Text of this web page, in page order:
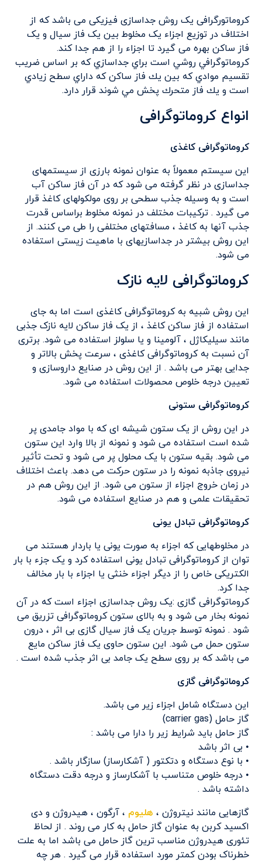
کروماتورگرافی یک روش جداسازی فیزیکی می باشد که از
اختلاف در توزیع اجزاء یک مخلوط بین یک فاز سیال و یک
فاز ساکن بهره می گیرد تا اجزاء را از هم جدا کند.
كروماتوگرافي روشي است براي جداسازي كه بر اساس ضريب
تقسيم موادي كه بين يك فاز ساكن كه داراي سطح زيادي
است و يك فاز متحرك پخش مي شوند قرار دارد.
انواع کروماتوگرافی
کروماتوگرافی کاغذی
این سیستم معمولاً به عنوان نمونه بارزی از سیستمهای
جداسازی در نظر گرفته می شود که در آن فاز ساکن آب
است و به وسیله جذب سطحی بر روی مولکولهای کاغذ قرار
می گیرد . ترکیبات مختلف در نمونه مخلوط براساس قدرت
جذب آنها به کاغذ ، مسافتهای مختلفی را طی می کنند. از
این روش بیشتر در جداسازیهای با ماهیت زیستی استفاده
می شود.
کروماتوگرافی لایه نازک
این روش شبیه به کروماتوگرافی کاغذی است اما به جای
استفاده از فاز ساکن کاغذ ، از یک فاز ساکن لایه نازک جذبی
مانند سیلیکاژل ، آلومینا و یا سلولز استفاده می شود. برتری
آن نسبت به کروماتوگرافی کاغذی ، سرعت پخش بالاتر و
جدایی بهتر می باشد . از این روش در صنایع داروسازی و
تعیین درجه خلوص محصولات استفاده می شود.
کروماتوگرافی ستونی
در این روش از یک ستون شیشه ای که با مواد جامدی پر
شده است استفاده می شود و نمونه از بالا وارد این ستون
می شود. بقیه ستون با یک محلول پر می شود و تحت تأثیر
نیروی جاذبه نمونه را در ستون حرکت می دهد. باعث اختلاف
در زمان خروج اجزاء از ستون می شود. از این روش هم در
تحقیقات علمی و هم در صنایع استفاده می شود.
کروماتوگرافی تبادل یونی
در مخلوطهایی که اجزاء به صورت یونی یا باردار هستند می
توان از کروماتوگرافی تبادل یونی استفاده کرد و یک جزء با بار
الکتریکی خاص را از دیگر اجزاء خنثی یا اجزاء با بار مخالف
جدا کرد.
کروماتوگرافی گازی :یک روش جداسازی اجزاء است که در آن
نمونه بخار می شود و به بالای ستون کروماتوگرافی تزریق می
شود . نمونه توسط جریان یک فاز سیال گازی بی اثر ، درون
ستون حمل می شود. این ستون حاوی یک فاز ساکن مایع
می باشد که بر روی سطح یک جامد بی اثر جذب شده است .
کروماتوگرافی گازی
این دستگاه شامل اجزاء زیر می باشد.
گاز حامل (carrier gas)
گاز حامل باید شرایط زیر را دارا می باشد :
• بی اثر باشد
• با نوع دستگاه و دتکتور ( آشکارساز) سازگار باشد .
• درجه خلوص متناسب با آشکارساز و درجه دقت دستگاه
داشته باشد .
گازهایی مانند نیتروژن ، هلیوم ، آرگون ، هیدروژن و دی
اکسید کربن به عنوان گاز حامل به کار می روند . از لحاظ
تئوری هیدروژن مناسب ترین گاز حامل می باشد اما به علت
خطرناک بودن کمتر مورد استفاده قرار می گیرد . هر چه